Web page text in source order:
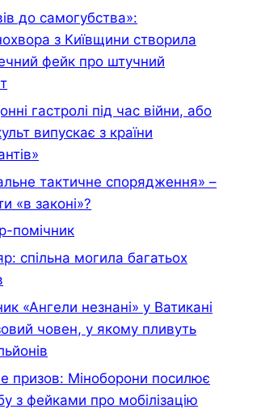
до самогубства»:
з Київщини створила
фейк про штучний
гастролі під час війни, або
випускає з країни
тактичне спорядження» –
«в законі»?
помічник
спільна могила багатьох
«Ангели незнані» у Ватикані
човен, у якому пливуть
призов: Міноборони посилює
з фейками про мобілізацію